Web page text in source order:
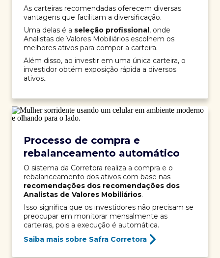
As carteiras recomendadas oferecem diversas
vantagens que facilitam a diversificação.
Uma delas é a seleção profissional, onde
Analistas de Valores Mobiliários escolhem os
melhores ativos para compor a carteira.
Além disso, ao investir em uma única carteira, o
investidor obtém exposição rápida a diversos
ativos..
Processo de compra e
rebalanceamento automático
O sistema da Corretora realiza a compra e o
rebalanceamento dos ativos com base nas
recomendações dos recomendações dos
Analistas de Valores Mobiliários.
Isso significa que os investidores não precisam se
preocupar em monitorar mensalmente as
carteiras, pois a execução é automática.
Saiba mais sobre Safra Corretora